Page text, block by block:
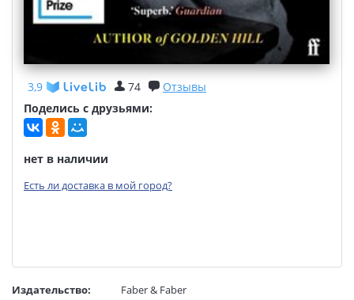
3,9 74
Отзывы
Поделись с друзьями:
нет в наличии
Есть ли доставка в мой город?
Издательство:
Faber & Faber